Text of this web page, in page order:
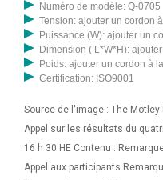
Numéro de modèle: Q-0705
Tension: ajouter un cordon
Puissance (W): ajouter un
Dimension ( L*W*H):
Poids: ajouter un cordon à
Certification: ISO9001
Source de l'image : The Motley
Appel sur les résultats du
16 h 30 HE Contenu :
Appel aux participants